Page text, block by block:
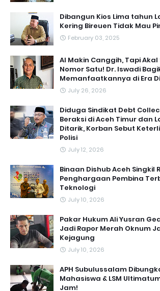
Dibangun Kios Lima tahun
Kering Bireuen Tidak Mau
February 03, 2025
AI Makin Canggih, Tapi
Nomor Satu! Dr. Iswadi
Memanfaatkannya di Era
July 26, 2026
Diduga Sindikat Debt
Beraksi di Aceh Timur dan
Ditarik, Korban Sebut
Polisi
July 12, 2026
Binaan Dishub Aceh Singkil
Penghargaan Pembina
Teknologi
July 10, 2026
Pakar Hukum Ali Yusran
Jadi Rapor Merah Oknum
Kejagung
July 10, 2026
APH Subulussalam
Mahasiswa & LSM
Jam!